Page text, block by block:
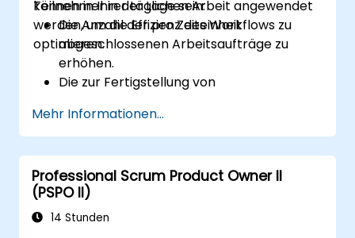
können in Ihrer täglichen Arbeit angewendet
werden, um die Effizienz des Workflows zu
optimieren.
Teilnehmer in der Lage sein:
Die Anzahl der pro Zeiteinheit
abgeschlossenen Arbeitsaufträge zu
erhöhen.
Die zur Fertigstellung von
verringern.
Die Vorhersagbarkeit der Arbeit zu
verbessern (bessere Antworten auf die
Frage "Wann ist es fertig?").
Durchflussmetriken zu verwalten
(Durchsatz, Durchlaufzeit, Work in
Mehr Informationen...
Professional Scrum Product Owner II
(PSPO II)
14 Stunden